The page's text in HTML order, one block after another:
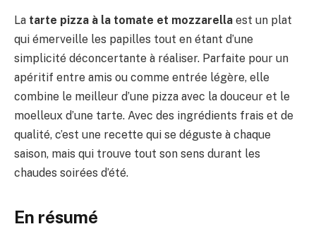
La tarte pizza à la tomate et mozzarella est un plat
qui émerveille les papilles tout en étant d’une
simplicité déconcertante à réaliser. Parfaite pour un
apéritif entre amis ou comme entrée légère, elle
combine le meilleur d’une pizza avec la douceur et le
moelleux d’une tarte. Avec des ingrédients frais et de
qualité, c’est une recette qui se déguste à chaque
saison, mais qui trouve tout son sens durant les
chaudes soirées d’été.
En résumé